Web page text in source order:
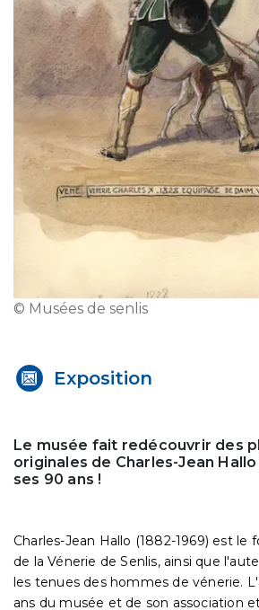
© Musées de senlis
Exposition
Le musée fait redécouvrir des
originales de Charles-Jean
ses 90 ans !
Charles-Jean Hallo (1882-1969) est le
de la Vénerie de Senlis, ainsi que
les tenues des hommes de vénerie.
ans du musée et de son association